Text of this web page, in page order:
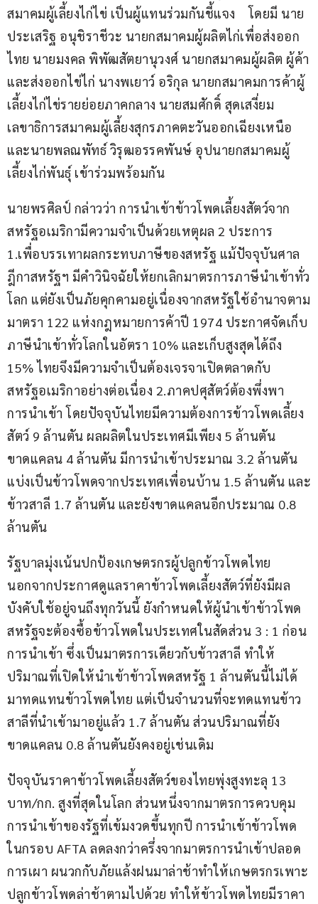
สมาคมผู้เลี้ยงไก่ไข่ เป็นผู้แทนร่วมกันชี้แจง    โดยมี นาย
ประเสริฐ อนุชิราชีวะ นายกสมาคมผู้ผลิตไก่เพื่อส่งออก
ไทย นายมงคล พิพัฒสัตยานุวงศ์ นายกสมาคมผู้ผลิต ผู้ค้า
และส่งออกไข่ไก่ นางพเยาว์ อริกุล นายกสมาคมการค้าผู้
เลี้ยงไก่ไข่รายย่อยภาคกลาง นายสมศักดิ์ สุดเสงี่ยม
เลขาธิการสมาคมผู้เลี้ยงสุกรภาคตะวันออกเฉียงเหนือ
และนายพลณพัทธ์ วิรุฒอรรคพันษ์ อุปนายกสมาคมผู้
เลี้ยงไก่พันธุ์ เข้าร่วมพร้อมกัน
นายพรศิลป์ กล่าวว่า การนำเข้าข้าวโพดเลี้ยงสัตว์จาก
สหรัฐอเมริกามีความจำเป็นด้วยเหตุผล 2 ประการ
1.เพื่อบรรเทาผลกระทบภาษีของสหรัฐ แม้ปัจจุบันศาล
ฎีกาสหรัฐฯ มีคำวินิจฉัยให้ยกเลิกมาตรการภาษีนำเข้าทั่ว
โลก แต่ยังเป็นภัยคุกคามอยู่เนื่องจากสหรัฐใช้อำนาจตาม
มาตรา 122 แห่งกฎหมายการค้าปี 1974 ประกาศจัดเก็บ
ภาษีนำเข้าทั่วโลกในอัตรา 10% และเก็บสูงสุดได้ถึง
15% ไทยจึงมีความจำเป็นต้องเจรจาเปิดตลาดกับ
สหรัฐอเมริกาอย่างต่อเนื่อง 2.ภาคปศุสัตว์ต้องพึ่งพา
การนำเข้า โดยปัจจุบันไทยมีความต้องการข้าวโพดเลี้ยง
สัตว์ 9 ล้านตัน ผลผลิตในประเทศมีเพียง 5 ล้านตัน
ขาดแคลน 4 ล้านตัน มีการนำเข้าประมาณ 3.2 ล้านตัน
แบ่งเป็นข้าวโพดจากประเทศเพื่อนบ้าน 1.5 ล้านตัน และ
ข้าวสาลี 1.7 ล้านตัน และยังขาดแคลนอีกประมาณ 0.8
ล้านตัน
รัฐบาลมุ่งเน้นปกป้องเกษตรกรผู้ปลูกข้าวโพดไทย
นอกจากประกาศดูแลราคาข้าวโพดเลี้ยงสัตว์ที่ยังมีผล
บังคับใช้อยู่จนถึงทุกวันนี้ ยังกำหนดให้ผู้นำเข้าข้าวโพด
สหรัฐจะต้องซื้อข้าวโพดในประเทศในสัดส่วน 3 : 1 ก่อน
การนำเข้า ซึ่งเป็นมาตรการเดียวกับข้าวสาลี ทำให้
ปริมาณที่เปิดให้นำเข้าข้าวโพดสหรัฐ 1 ล้านตันนี้ไม่ได้
มาทดแทนข้าวโพดไทย แต่เป็นจำนวนที่จะทดแทนข้าว
สาลีที่นำเข้ามาอยู่แล้ว 1.7 ล้านตัน ส่วนปริมาณที่ยัง
ขาดแคลน 0.8 ล้านตันยังคงอยู่เช่นเดิม
ปัจจุบันราคาข้าวโพดเลี้ยงสัตว์ของไทยพุ่งสูงทะลุ 13
บาท/กก. สูงที่สุดในโลก ส่วนหนึ่งจากมาตรการควบคุม
การนำเข้าของรัฐที่เข้มงวดขึ้นทุกปี การนำเข้าข้าวโพด
ในกรอบ AFTA ลดลงกว่าครึ่งจากมาตรการนำเข้าปลอด
การเผา ผนวกกับภัยแล้งฝนมาล่าช้าทำให้เกษตรกรเพาะ
ปลูกข้าวโพดล่าช้าตามไปด้วย ทำให้ข้าวโพดไทยมีราคา